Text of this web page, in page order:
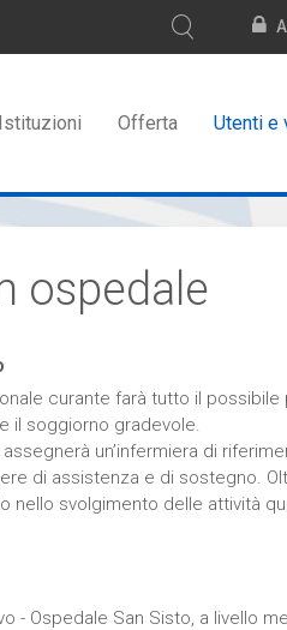
Istituzioni Offerta Utenti e
ospedale
curante farà tutto il possibile
il soggiorno gradevole.
un’infermiera di
di assistenza e di sostegno.
nello svolgimento delle attività
- Ospedale San Sisto, a livello